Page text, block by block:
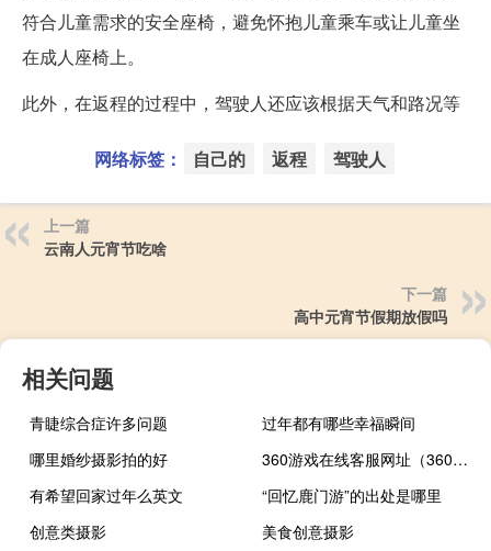
符合儿童需求的安全座椅，避免怀抱儿童乘车或让儿童坐
在成人座椅上。
此外，在返程的过程中，驾驶人还应该根据天气和路况等
网络标签： 自己的 返程 驾驶人
上一篇
云南人元宵节吃啥
下一篇
高中元宵节假期放假吗
相关问题
青睫综合症许多问题
过年都有哪些幸福瞬间
哪里婚纱摄影拍的好
360游戏在线客服网址（360游戏客服在线咨询）
有希望回家过年么英文
“回忆鹿门游”的出处是哪里
创意类摄影
美食创意摄影